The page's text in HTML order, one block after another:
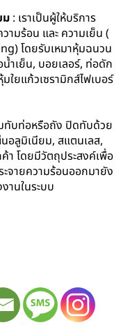
ม : เราเป็นผู้ให้บริการ
มร้อน และ ความเย็น (
โดยรับเหมาหุ้มฉนวน
ำเย็น, บอยเลอร์, ท่อดัก
ใยแก้วเซรามิกส์ไฟเบอร์
ทับท่อหรือถัง ปิดทับด้วย
อลูมิเนียม, สแตนเลส,
า โดยมีวัตถุประสงค์เพื่อ
จายความร้อนออกมายัง
านในระบบ